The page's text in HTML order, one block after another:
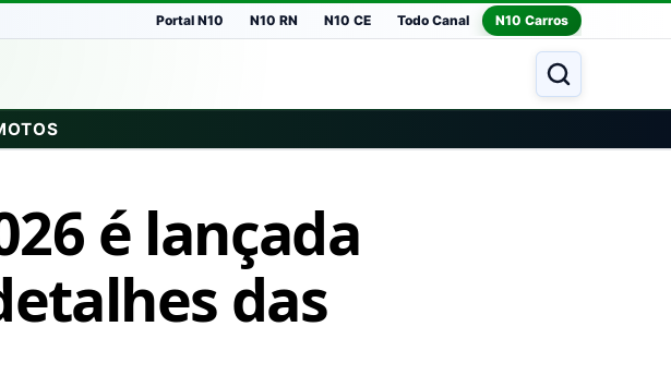
Portal N10 N10 RN N10 CE Todo Canal N10 Carros
é lançada
das